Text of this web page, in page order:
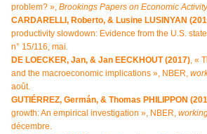
problem? », Brookings Papers on Economic Activity
CARDARELLI, Roberto, & Lusine LUSINYAN
productivity slowdown: Evidence from the U.S.
n° 15/116, mai.
DE LOECKER, Jan, & Jan EECKHOUT (2017), «
and the macroeconomic implications », NBER,
août.
GUTIÉRREZ, Germán, & Thomas PHILIPPON
growth: An empirical investigation », NBER,
décembre.